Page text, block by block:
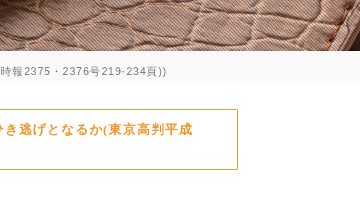
報2375・2376号219-234頁))
逃げとなるか(東京高判平成